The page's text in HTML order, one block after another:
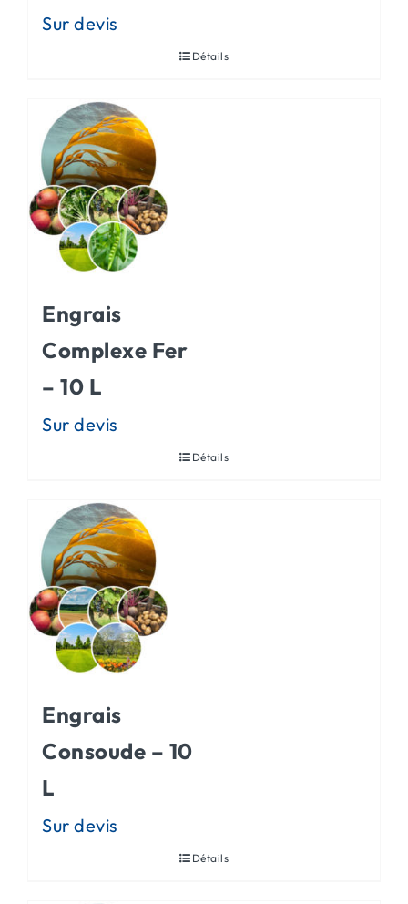
Détails
Engrais
Complexe Fer
– 10 L
Détails
Engrais
Consoude – 10
L
Détails